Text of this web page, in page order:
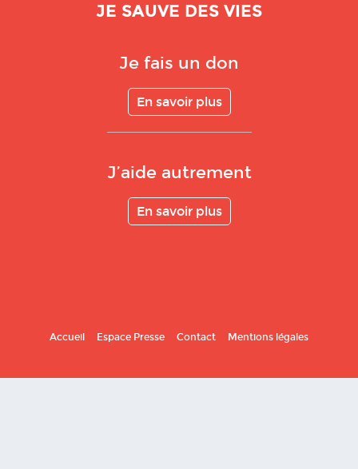
JE SAUVE DES VIES
Je fais un don
En savoir plus
J’aide autrement
En savoir plus
Accueil Espace Presse Contact Mentions légales